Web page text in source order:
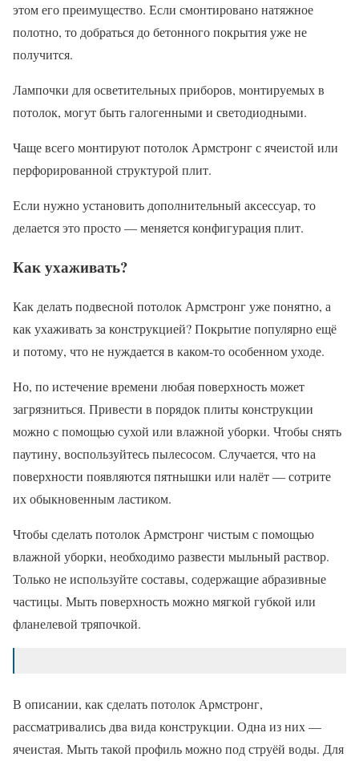
этом его преимущество. Если смонтировано натяжное
полотно, то добраться до бетонного покрытия уже не
получится.
Лампочки для осветительных приборов, монтируемых в
потолок, могут быть галогенными и светодиодными.
Чаще всего монтируют потолок Армстронг с ячеистой или
перфорированной структурой плит.
Если нужно установить дополнительный аксессуар, то
делается это просто — меняется конфигурация плит.
Как ухаживать?
Как делать подвесной потолок Армстронг уже понятно, а
как ухаживать за конструкцией? Покрытие популярно ещё
и потому, что не нуждается в каком-то особенном уходе.
Но, по истечение времени любая поверхность может
загрязниться. Привести в порядок плиты конструкции
можно с помощью сухой или влажной уборки. Чтобы снять
паутину, воспользуйтесь пылесосом. Случается, что на
поверхности появляются пятнышки или налёт — сотрите
их обыкновенным ластиком.
Чтобы сделать потолок Армстронг чистым с помощью
влажной уборки, необходимо развести мыльный раствор.
Только не используйте составы, содержащие абразивные
частицы. Мыть поверхность можно мягкой губкой или
фланелевой тряпочкой.
В описании, как сделать потолок Армстронг,
рассматривались два вида конструкции. Одна из них —
ячеистая. Мыть такой профиль можно под струёй воды. Для